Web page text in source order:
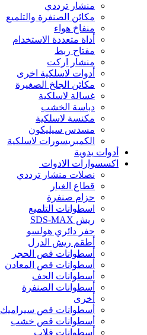
منشار ترددي
مكائن الصنفرة والتلميع
منفاخ هواء
أداة متعددة الاستخدام
مفتاح ربط
منشار اركت
أدوات لاسلكية اخرى
مكائن الجلخ الصغيرة
غسالة لاسلكية
دباسة الخشب
مكنسة لاسلكية
مسدس سيليكون
الكمبريسورات لاسلكية
أدوات يدوية
اكسسوارات الادوات
نصلات منشار ترددي
قطاع الغيار
حزام صنفرة
اسطوانات التلميع
ريش SDS-MAX
حفر دائري هولسو
أطقم ريش الدرل
أسطوانات قص الحجر
أسطوانات قص المعادن
أسطوانات الحف
أسطوانات الصنفرة
أخرى
أسطوانات قص سيراميك
أسطوانات قص خشب
أسطوانات فلاب